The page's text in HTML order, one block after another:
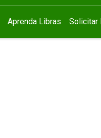
Aprenda Libras Solicitar